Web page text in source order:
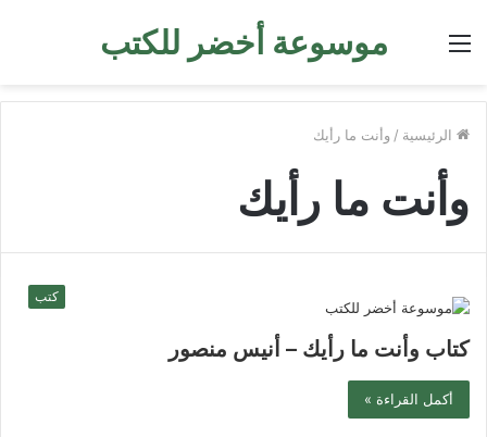
موسوعة أخضر للكتب القائمة
الرئيسية / وأنت ما رأيك
وأنت ما رأيك
كتب
كتاب وأنت ما رأيك – أنيس منصور
أكمل القراءة »